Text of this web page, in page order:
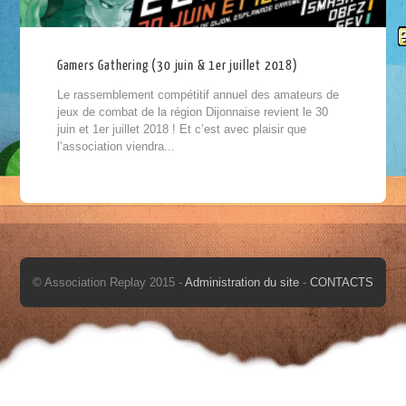
Gamers Gathering (30 juin & 1er juillet 2018)
Le rassemblement compétitif annuel des amateurs de
jeux de combat de la région Dijonnaise revient le 30
juin et 1er juillet 2018 ! Et c’est avec plaisir que
l’association viendra...
© Association Replay 2015 - Administration du site - CONTACTS